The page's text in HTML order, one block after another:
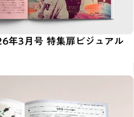
年3月号 特集扉ビジュアル